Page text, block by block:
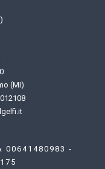
(MI)
00641480983 -